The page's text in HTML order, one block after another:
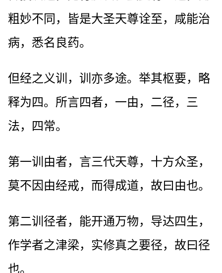
粗妙不同，皆是大圣天尊诠至，咸能治
病，悉名良药。
但经之义训，训亦多途。举其枢要，略
释为四。所言四者，一由，二径，三
法，四常。
第一训由者，言三代天尊，十方众圣，
莫不因由经戒，而得成道，故曰由也。
第二训径者，能开通万物，导达四生，
作学者之津梁，实修真之要径，故曰径
也。